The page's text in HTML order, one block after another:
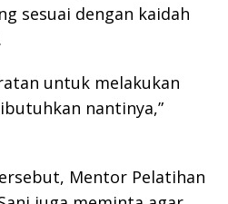
sesuai dengan kaidah
untuk melakukan
nantinya,”
Mentor Pelatihan